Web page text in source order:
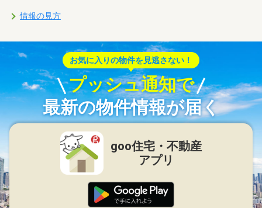
情報の見方
お気に入りの物件を見逃さない！
プッシュ通知で
最新の物件情報が届く
goo住宅・不動産
アプリ